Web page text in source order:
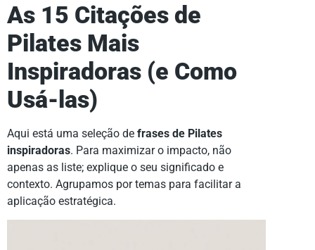
As 15 Citações de
Pilates Mais
Inspiradoras (e Como
Usá-las)
Aqui está uma seleção de frases de Pilates
inspiradoras. Para maximizar o impacto, não
apenas as liste; explique o seu significado e
contexto. Agrupamos por temas para facilitar a
aplicação estratégica.